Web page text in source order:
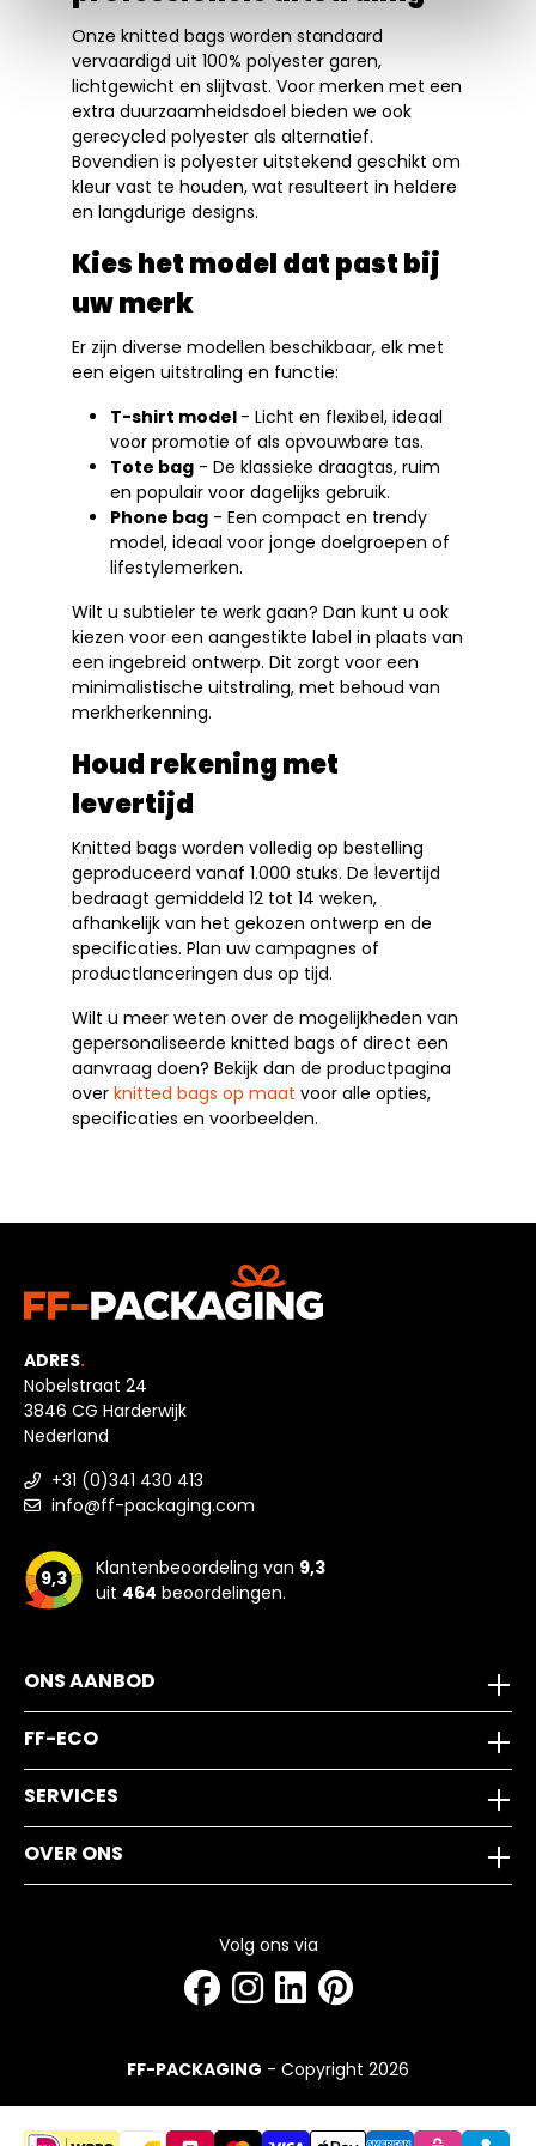
Onze knitted bags worden standaard
vervaardigd uit 100% polyester garen,
lichtgewicht en slijtvast. Voor merken met een
extra duurzaamheidsdoel bieden we ook
gerecycled polyester als alternatief.
Bovendien is polyester uitstekend geschikt om
kleur vast te houden, wat resulteert in heldere
en langdurige designs.
Kies het model dat past bij
uw merk
Er zijn diverse modellen beschikbaar, elk met
een eigen uitstraling en functie:
T-shirt model - Licht en flexibel, ideaal
voor promotie of als opvouwbare tas.
Tote bag - De klassieke draagtas, ruim
en populair voor dagelijks gebruik.
Phone bag - Een compact en trendy
model, ideaal voor jonge doelgroepen of
lifestylemerken.
Wilt u subtieler te werk gaan? Dan kunt u ook
kiezen voor een aangestikte label in plaats van
een ingebreid ontwerp. Dit zorgt voor een
minimalistische uitstraling, met behoud van
merkherkenning.
Houd rekening met
levertijd
Knitted bags worden volledig op bestelling
geproduceerd vanaf 1.000 stuks. De levertijd
bedraagt gemiddeld 12 tot 14 weken,
afhankelijk van het gekozen ontwerp en de
specificaties. Plan uw campagnes of
productlanceringen dus op tijd.
Wilt u meer weten over de mogelijkheden van
gepersonaliseerde knitted bags of direct een
aanvraag doen? Bekijk dan de productpagina
over knitted bags op maat voor alle opties,
specificaties en voorbeelden.
ADRES.
Nobelstraat 24
3846 CG Harderwijk
Nederland
+31 (0)341 430 413
info@ff-packaging.com
9,3 Klantenbeoordeling van 9,3
uit 464 beoordelingen.
ONS AANBOD
FF-ECO
SERVICES
OVER ONS
Volg ons via
FF-PACKAGING - Copyright 2026